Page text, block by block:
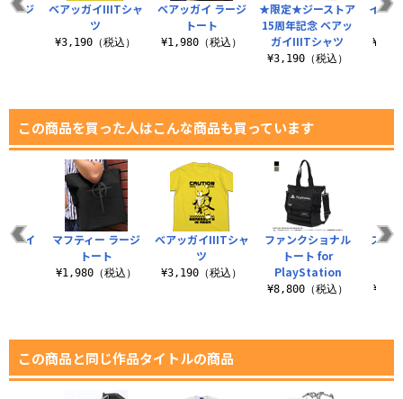
ベアッガイ ラージ
トート
¥1,980（税込）
★限定★ジーストア
15周年記念 ベアッ
ガイIIITシャツ
¥3,190（税込）
イオ
ージ
ベアッガイIIITシャ
ツ
¥3,190（税込）
この商品を買った人はこんな商品も買っています
ベアッガイIIITシャ
ツ
¥3,190（税込）
ファンクショナル
トート for
PlayStation
¥8,800（税込）
ステ
ライ
マフティー ラージ
トート
¥1,980（税込）
この商品と同じ作品タイトルの商品